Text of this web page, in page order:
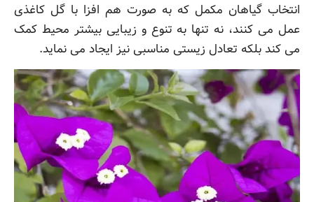
انتخاب گیاهان مکمل که به صورت هم افزا با گل کاغذی
عمل می کنند، نه تنها به تنوع و زیبایی بیشتر محیط کمک
می کند بلکه تعادل زیستی مناسبی نیز ایجاد می نماید.